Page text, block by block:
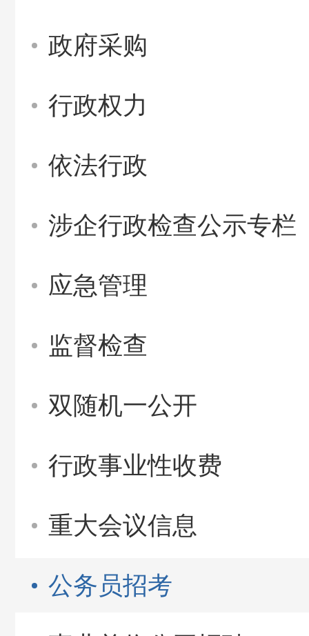
政府采购
行政权力
依法行政
涉企行政检查公示专栏
应急管理
监督检查
双随机一公开
行政事业性收费
重大会议信息
公务员招考